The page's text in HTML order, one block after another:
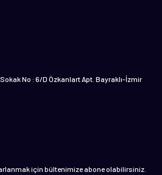
No : 6/D Özkanlart Apt. Bayraklı-İzmir
için bültenimize abone olabilirsiniz.